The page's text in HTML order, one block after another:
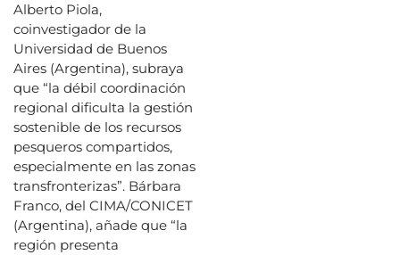
Alberto Piola,
coinvestigador de la
Universidad de Buenos
Aires (Argentina), subraya
que “la débil coordinación
regional dificulta la gestión
sostenible de los recursos
pesqueros compartidos,
especialmente en las zonas
transfronterizas”. Bárbara
Franco, del CIMA/CONICET
(Argentina), añade que “la
región presenta